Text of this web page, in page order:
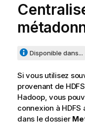
Disponible dans...
Si vous utilisez
provenant de
Hadoop, vous
connexion à
dans le dossier